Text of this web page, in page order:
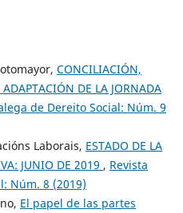
CONCILIACIÓN,
DE LA JORNADA
de Dereito Social: Núm. 9
Laborais, ESTADO DE LA
JUNIO DE 2019 , Revista
Núm. 8 (2019)
El papel de las partes